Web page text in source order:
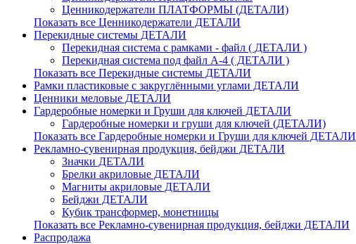
Ценникодержатели ПЛАТФОРМЫ (ДЕТАЛИ)
Показать все Ценникодержатели ДЕТАЛИ
Перекидные системы ДЕТАЛИ
Перекидная система с рамками - файл ( ДЕТАЛИ )
Перекидная система под файл А-4 ( ДЕТАЛИ )
Показать все Перекидные системы ДЕТАЛИ
Рамки пластиковые c закруглёнными углами ДЕТАЛИ
Ценники меловые ДЕТАЛИ
Гардеробные номерки и Груши для ключей ДЕТАЛИ
Гардеробные номерки и груши для ключей (ДЕТАЛИ)
Показать все Гардеробные номерки и Груши для ключей ДЕТАЛИ
Рекламно-сувенирная продукция, бейджи ДЕТАЛИ
Значки ДЕТАЛИ
Брелки акриловые ДЕТАЛИ
Магниты акриловые ДЕТАЛИ
Бейджи ДЕТАЛИ
Кубик трансформер, монетницы
Показать все Рекламно-сувенирная продукция, бейджи ДЕТАЛИ
Распродажа